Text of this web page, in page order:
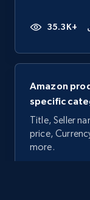
35.3K+
Amazon
specific
Title, Seller
price,
more.